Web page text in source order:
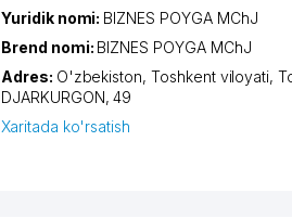
Yuridik nomi: BIZNES POYGA MChJ
Brend nomi: BIZNES POYGA MChJ
Adres: O'zbekiston,Toshkent viloyati,
DJARKURGON, 49
Xaritada ko'rsatish